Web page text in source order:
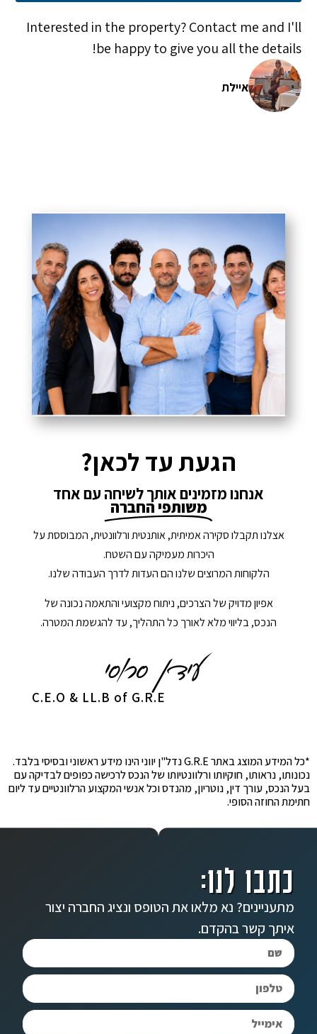
Interested in the property? Contact me and I'll
be happy to give you all the details!
איילת
הגעת עד לכאן?
אנחנו מזמינים אותך לשיחה עם אחד
משותפי החברה
אצלנו תקבלו סקירה אמיתית, אותנטית ורלוונטית, המבוססת על
היכרות מעמיקה עם השטח.
הלקוחות המרוצים שלנו הם העדות לדרך העבודה שלנו.
אפיון מדויק של הצרכים, ניתוח מקצועי והתאמה נכונה של
הנכס, בליווי מלא לאורך כל התהליך, עד להגשמת המטרה.
C.E.O & LL.B of G.R.E
*כל המידע המוצג באתר G.R.E נדל"ן יווני הינו מידע ראשוני ובסיסי בלבד.
נכונותו, נראותו, חוקיותו ורלוונטיותו של הנכס לרכישה כפופים לבדיקה עם
בעל הנכס, עורך דין, נוטריון, מהנדס וכל אנשי המקצוע הרלוונטיים עד ליום
חתימת החוזה הסופי.
כתבו לנו:
מתעניינים? נא מלאו את הטופס ונציג החברה יצור
איתך קשר בהקדם.